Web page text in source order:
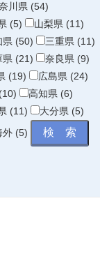
川県 (54)
(5)
山梨県 (11)
県 (50)
三重県 (11)
県 (21)
奈良県 (9)
(19)
広島県 (24)
高知県 (6)
(11)
大分県 (5)
外 (5)